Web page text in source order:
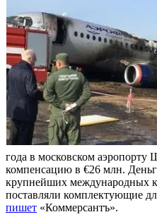
года в московском аэропорту
компенсацию в €26 млн.
крупнейших международных
поставляли комплектующие
пишет «Коммерсантъ».